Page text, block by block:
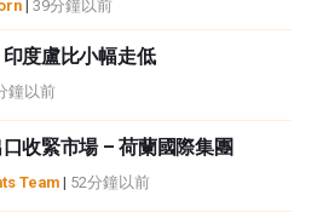
| 39分鐘以前
度盧比小幅走低
鐘以前
收緊市場 – 荷蘭國際集團
Team | 52分鐘以前